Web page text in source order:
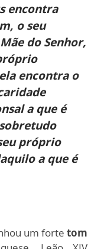
encontra
o seu
do Senhor,
encontra o
a que é
próprio
a que é
um forte tom